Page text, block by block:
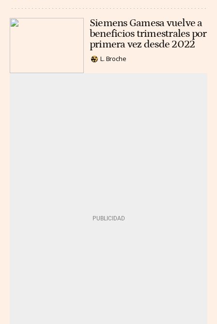
Siemens Gamesa vuelve a
beneficios trimestrales por
primera vez desde 2022
L. Broche